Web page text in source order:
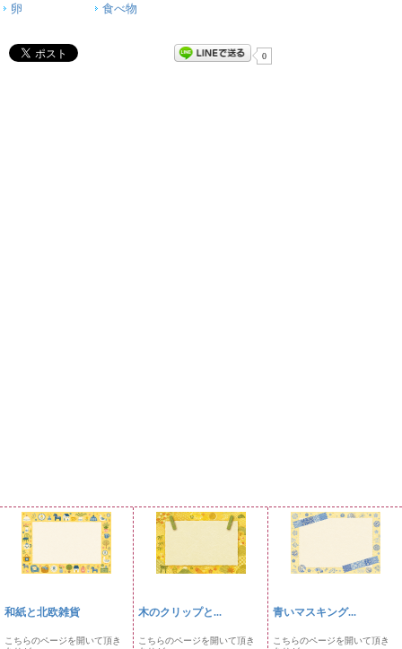
卵
食べ物
0
和紙と北欧雑貨
こちらのページを開いて頂き
木のクリップと...
こちらのページを開いて頂き
青いマスキング...
こちらのページを開いて頂き